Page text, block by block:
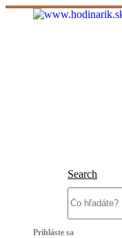
Search
Prihláste sa